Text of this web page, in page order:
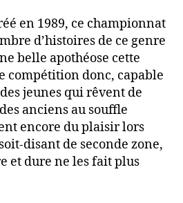
en 1989, ce championnat
d’histoires de ce genre
belle apothéose cette
compétition donc, capable
jeunes qui rêvent de
anciens au souffle
encore du plaisir lors
disant de seconde zone,
et dure ne les fait plus